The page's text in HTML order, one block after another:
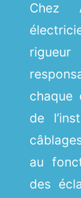
Chez
chaque
de
au
des